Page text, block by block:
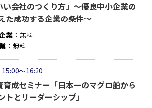
い会社のつくり方」～優良中小企業の
た成功する企業の条件～
業 ：無料
：無料
～16:30
育成セミナー「日本一のマグロ船から
トとリーダーシップ」